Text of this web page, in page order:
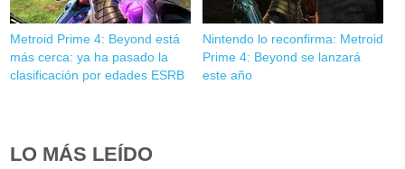
Metroid Prime 4: Beyond está
más cerca: ya ha pasado la
clasificación por edades ESRB
Nintendo lo reconfirma: Metroid
Prime 4: Beyond se lanzará
este año
LO MÁS LEÍDO